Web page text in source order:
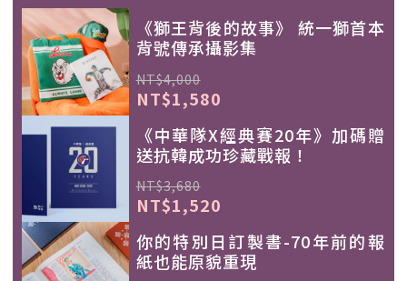
《獅王背後的故事》 統一獅首本
背號傳承攝影集
NT$4,000
NT$1,580
《中華隊X經典賽20年》加碼贈
送抗韓成功珍藏戰報！
NT$3,680
NT$1,520
你的特別日訂製書-70年前的報
紙也能原貌重現